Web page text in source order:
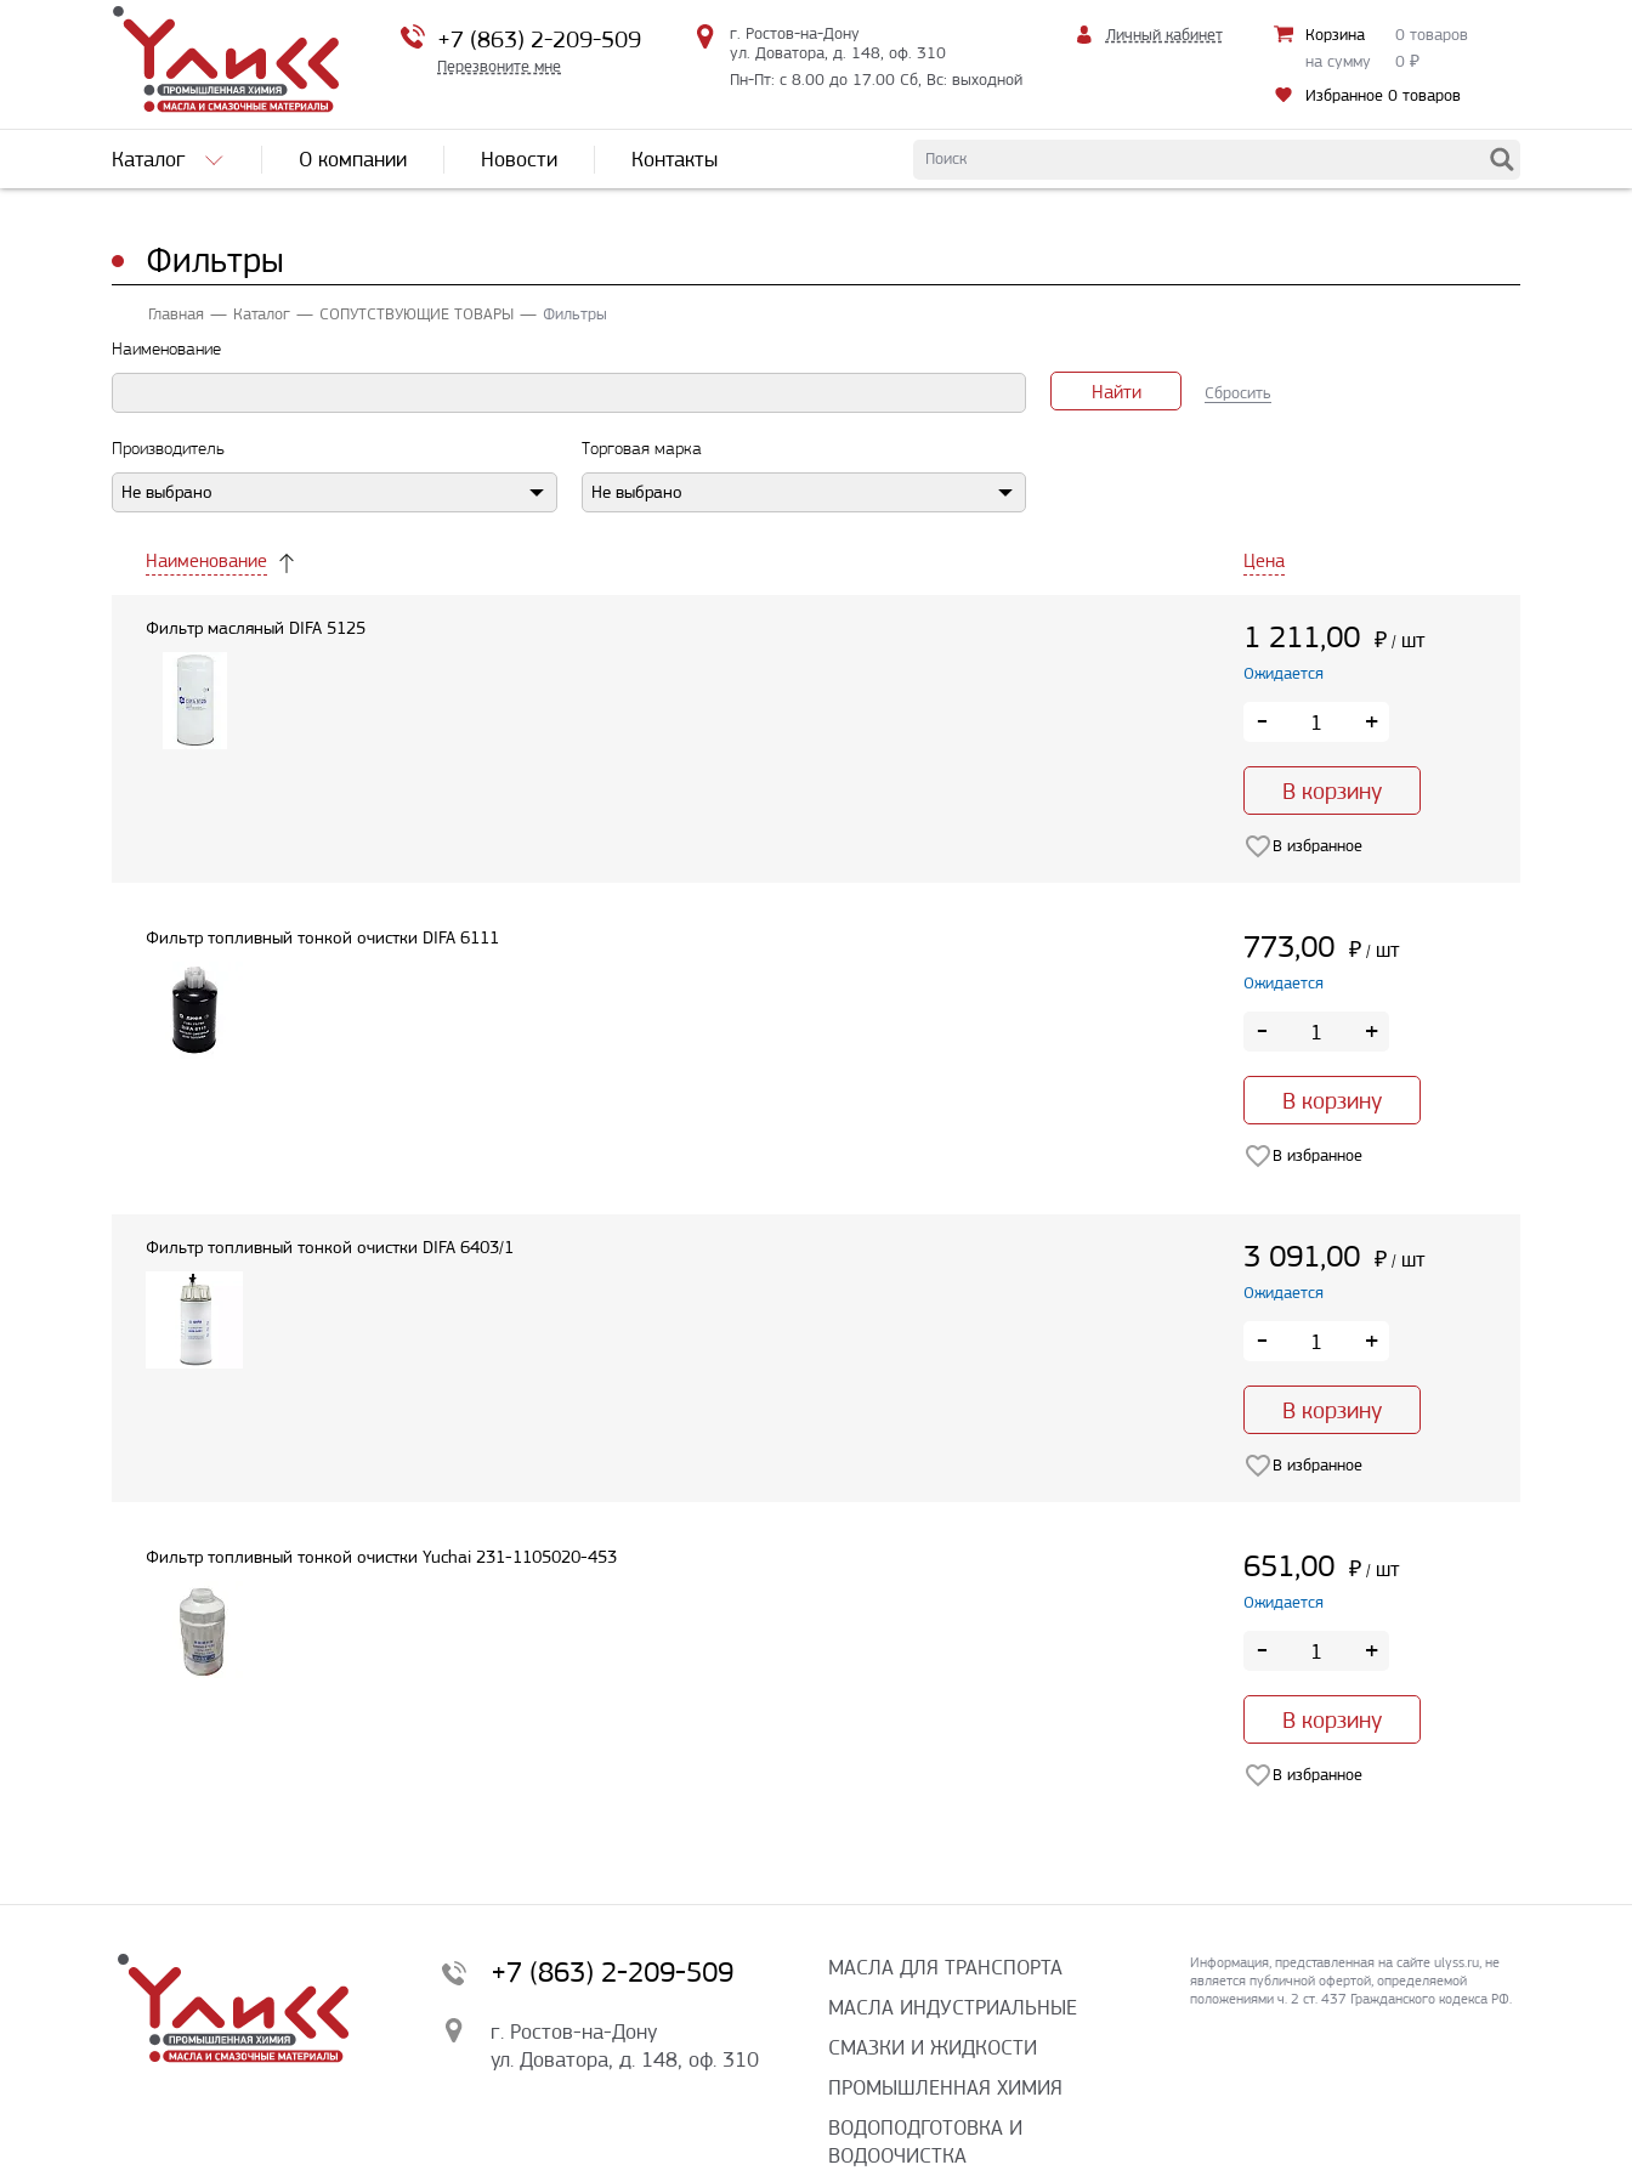
+7 (863) 2-209-509
Перезвоните мне
г. Ростов-на-Дону
ул. Доватора, д. 148, оф. 310
Пн-Пт: с 8.00 до 17.00 Сб, Вс: выходной
Личный кабинет Корзина
0 товаров
на сумму
0 ₽
Избранное0 товаров
Каталог О компании Новости Контакты
Фильтры
Главная Каталог СОПУТСТВУЮЩИЕ ТОВАРЫ Фильтры
Наименование
Найти Сбросить
Производитель Торговая марка
Наименование Цена
Фильтр масляный DIFA 5125 1 211,00 ₽ / шт
Ожидается
- +
В корзину
В избранное
Фильтр топливный тонкой очистки DIFA 6111 773,00 ₽ / шт
Ожидается
- +
В корзину
В избранное
Фильтр топливный тонкой очистки DIFA 6403/1 3 091,00 ₽ / шт
Ожидается
- +
В корзину
В избранное
Фильтр топливный тонкой очистки Yuchai 231-1105020-453 651,00 ₽ / шт
Ожидается
- +
В корзину
В избранное
+7 (863) 2-209-509
г. Ростов-на-Дону
ул. Доватора, д. 148, оф. 310
МАСЛА ДЛЯ ТРАНСПОРТА
МАСЛА ИНДУСТРИАЛЬНЫЕ
СМАЗКИ И ЖИДКОСТИ
ПРОМЫШЛЕННАЯ ХИМИЯ
ВОДОПОДГОТОВКА И
ВОДООЧИСТКА
Информация, представленная на сайте ulyss.ru, не
является публичной офертой, определяемой
положениями ч. 2 ст. 437 Гражданского кодекса РФ.